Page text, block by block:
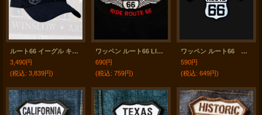
ルート66 イーグル キャップ/Route 66 Cap(Black)
3,490円
(税込: 3,839円)
ワッペン ルート66 LIVE TO RIDE ブラック/Patch Route 66
690円
(税込: 759円)
ワッペン ルート66 GET YOUR KICKS ブラック/Patch
590円
(税込: 649円)